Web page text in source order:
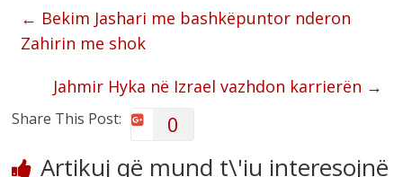
← Bekim Jashari me bashkëpuntor nderon
Zahirin me shok
Jahmir Hyka në Izrael vazhdon karrierën →
Share This Post: 0
Artikuj që mund t\'iu interesojnë